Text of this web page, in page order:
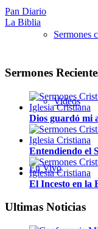
Sermones
Videos
En Vivo
Pan Diario
La Biblia
Sermones
Dios guardó mi
Entendiendo el
El Incesto en la
Ultimas Noticias